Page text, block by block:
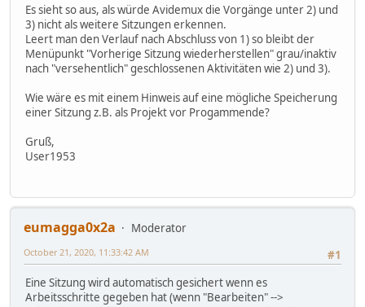
Es sieht so aus, als würde Avidemux die Vorgänge unter 2) und
3) nicht als weitere Sitzungen erkennen.
Leert man den Verlauf nach Abschluss von 1) so bleibt der
Menüpunkt "Vorherige Sitzung wiederherstellen" grau/inaktiv
nach "versehentlich" geschlossenen Aktivitäten wie 2) und 3).
Wie wäre es mit einem Hinweis auf eine mögliche Speicherung
einer Sitzung z.B. als Projekt vor Progammende?
Gruß,
User1953
eumagga0x2a
Moderator
#1
October 21, 2020, 11:33:42 AM
Eine Sitzung wird automatisch gesichert wenn es
Arbeitsschritte gegeben hat (wenn "Bearbeiten" -->